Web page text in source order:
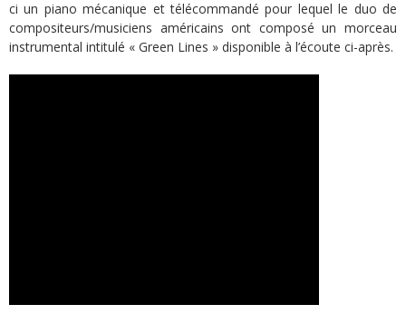
ci un piano mécanique et télécommandé pour lequel le duo de
compositeurs/musiciens américains ont composé un morceau
instrumental intitulé « Green Lines » disponible à l’écoute ci-après.